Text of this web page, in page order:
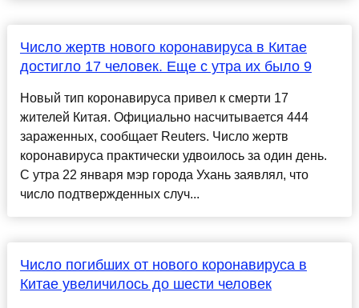
Число жертв нового коронавируса в Китае
достигло 17 человек. Еще с утра их было 9
Новый тип коронавируса привел к смерти 17
жителей Китая. Официально насчитывается 444
зараженных, сообщает Reuters. Число жертв
коронавируса практически удвоилось за один день.
С утра 22 января мэр города Ухань заявлял, что
число подтвержденных случ...
Число погибших от нового коронавируса в
Китае увеличилось до шести человек